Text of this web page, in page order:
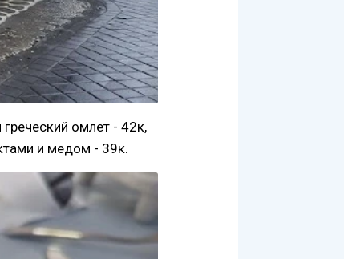
омлет - 42к,
и медом - 39к.